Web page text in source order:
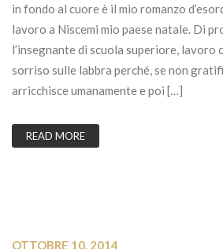
in fondo al cuore è il mio romanzo
lavoro a Niscemi mio paese natale. Di
l’insegnante di scuola superiore, lavoro
sorriso sulle labbra perché, se non
arricchisce umanamente e poi […]
READ MORE
OTTOBRE 10, 2014